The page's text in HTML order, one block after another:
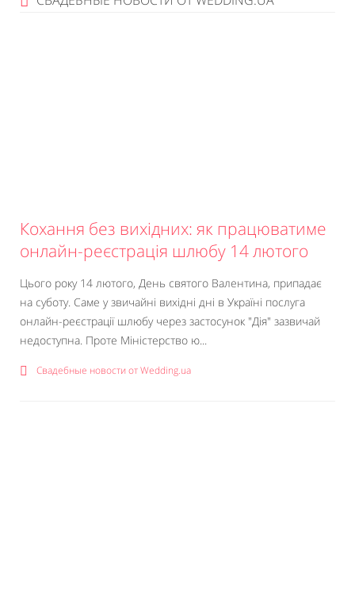
Кохання без вихідних: як працюватиме
онлайн-реєстрація шлюбу 14 лютого
Цього року 14 лютого, День святого Валентина, припадає
на суботу. Саме у звичайні вихідні дні в Україні послуга
онлайн-реєстрації шлюбу через застосунок "Дія" зазвичай
недоступна. Проте Міністерство ю...
Свадебные новости от Wedding.ua